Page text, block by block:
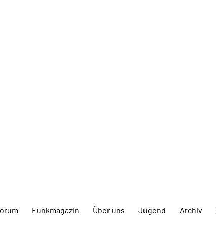
Funkmagazin Über uns Jugend Archiv